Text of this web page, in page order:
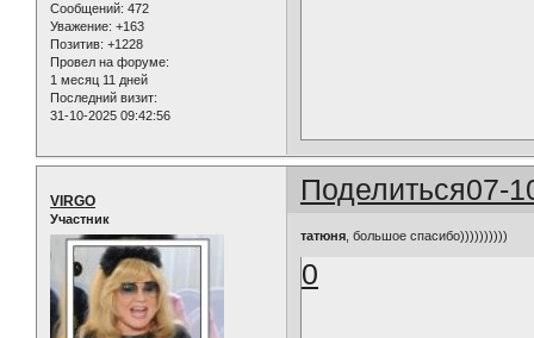
Сообщений: 472
Уважение: +163
Позитив: +1228
Провел на форуме:
1 месяц 11 дней
Последний визит:
31-10-2025 09:42:56
Поделиться07-
VIRGO
Участник
татюня , большое спасибо))))))))))
0